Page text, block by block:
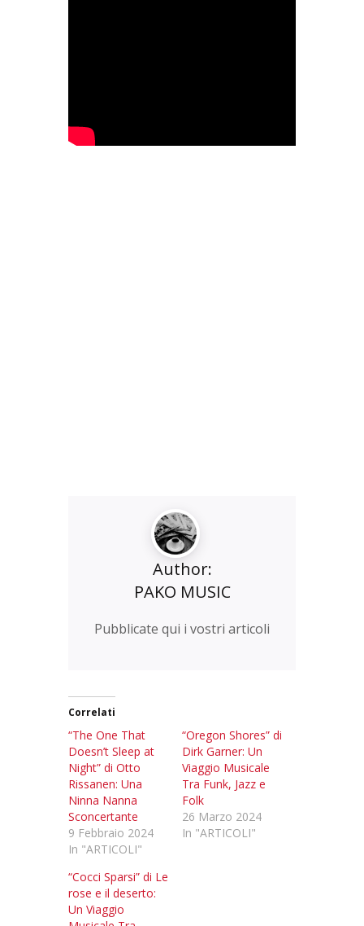
Author:
PAKO MUSIC
Pubblicate qui i vostri articoli
Correlati
“The One That
Doesn’t Sleep at
Night” di Otto
Rissanen: Una
Ninna Nanna
Sconcertante
9 Febbraio 2024
In "ARTICOLI"
“Oregon Shores” di
Dirk Garner: Un
Viaggio Musicale
Tra Funk, Jazz e
Folk
26 Marzo 2024
In "ARTICOLI"
“Cocci Sparsi” di Le
rose e il deserto:
Un Viaggio